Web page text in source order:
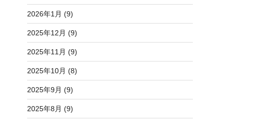
2026年1月 (9)
2025年12月 (9)
2025年11月 (9)
2025年10月 (8)
2025年9月 (9)
2025年8月 (9)